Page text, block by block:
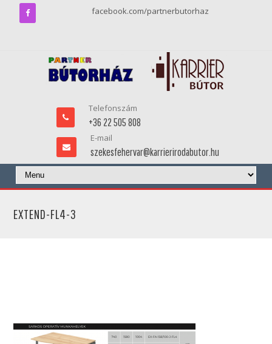
facebook.com/partnerbutorhaz
Telefonszám
+36 22 505 808
E-mail
szekesfehervar@karrierirodabutor.hu
EXTEND-FL4-3